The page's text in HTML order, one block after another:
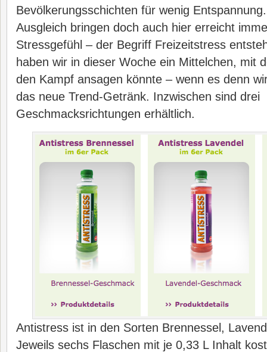
Bevölkerungsschichten für wenig
Ausgleich bringen doch auch hier erreicht
Stressgefühl – der Begriff Freizeitstress
haben wir in dieser Woche ein Mittelchen, mit
den Kampf ansagen könnte – wenn es denn
das neue Trend-Getränk. Inzwischen sind drei
Geschmacksrichtungen erhältlich.
Antistress ist in den Sorten Brennessel,
Jeweils sechs Flaschen mit je 0,33 L Inhalt